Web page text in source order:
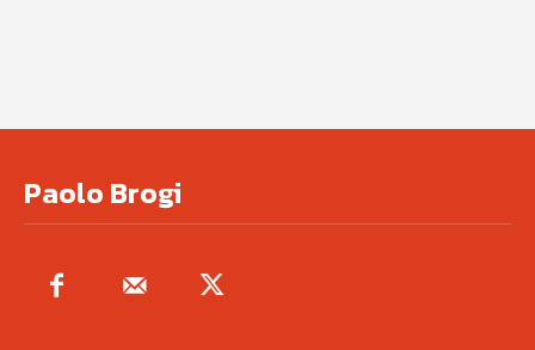
Paolo Brogi